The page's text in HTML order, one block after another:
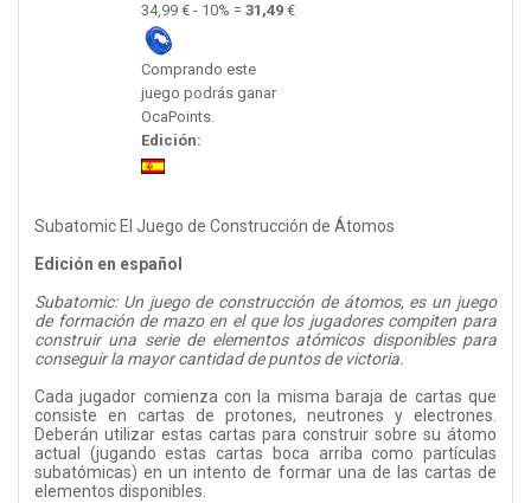
34,99 € - 10% = 31,49 €
Comprando este
juego podrás ganar
OcaPoints.
Edición:
Subatomic El Juego de Construcción de Átomos
Edición en español
Subatomic: Un juego de construcción de átomos, es un juego
de formación de mazo en el que los jugadores compiten para
construir una serie de elementos atómicos disponibles para
conseguir la mayor cantidad de puntos de victoria.
Cada jugador comienza con la misma baraja de cartas que
consiste en cartas de protones, neutrones y electrones.
Deberán utilizar estas cartas para construir sobre su átomo
actual (jugando estas cartas boca arriba como partículas
subatómicas) en un intento de formar una de las cartas de
elementos disponibles.